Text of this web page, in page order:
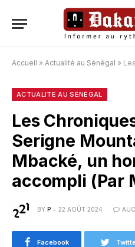
Accueil » Actualité au Sénégal » Les
ACTUALITÉ AU SÉNÉGAL
Les
Serigne
Mbacké, un
accompli (Par
BY P 22 AOÛT 2024
Facebook